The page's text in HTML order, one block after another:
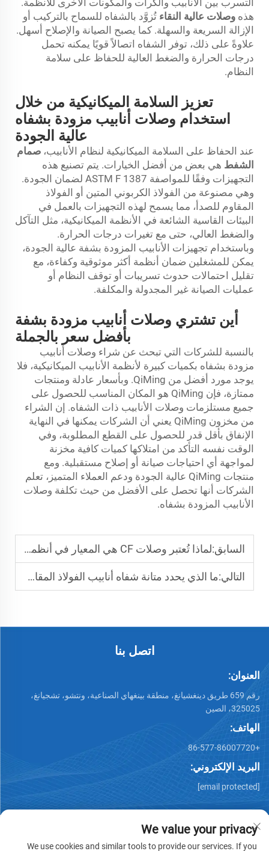
التسرب بين الأنابيب والكرات والمكونات الأخرى للأنظمة.
هذه وصلات عالية النقاء تُزوَّد بالشفاه للسماح بالتركيب أو
الإزالة السريعة والسهلة. كما يصبح الصيانة والإصلاح أسهل.
علاوةً على ذلك، توفر الشفاه اتصالاً قويًا يمكنه تحمل
درجات الحرارة والضغط العالية للحفاظ على سلامة
النظام.
تعزيز السلامة الميكانيكية من خلال
استخدام وصلات أنابيب مزودة بشفاه
عالية الجودة
عند الحفاظ على السلامة الميكانيكية لنظام الأنابيب، صمام
الشفط هي بعض من أفضل الخيارات. يتم تصنيع هذه
التجهيزات وفقًا للمواصفة ASTM F 1387 لضمان الجودة.
وهي مصنوعة من الفولاذ الكربوني المتين أو الفولاذ
المقاوم للصدأ، مما يسمح لهذه التجهيزات بالعمل في
البيئات القاسية الشائعة في الأنظمة الميكانيكية، مثل التآكل
والضغط العالي، حتى مع تغيرات درجات الحرارة.
وباستخدام تجهيزات الأنابيب المزودة بشفة عالية الجودة،
يمكن للمشغلين ضمان أنظمة أكثر موثوقية وكفاءة، مع
تقليل احتمالات حدوث تسريبات أو توقف النظام أو
عمليات الصيانة غير المجدولة والمكلفة.
أين تشتري وصلات أنابيب مزودة بشفة
بأفضل سعر بالجملة
بالنسبة للشركات التي تبحث عن شراء وصلات أنابيب
مزودة بشفاه بكميات كبيرة لأنظمة الأنابيب الميكانيكية، فلا
يوجد مورد أفضل من QiMing. وبأسعار عادلة ومنتجات
ممتازة، فإن QiMing هو المكان المناسب للحصول على
جميع مستلزمات وصلات الأنابيب ذات الشفاه. إن الشراء
من مخزون QiMing يعني أن الشركات يمكنها في النهاية
الإنفاق بأقل قدر للحصول على القطع المطلوبة، وفي
الوقت نفسه التأكد من امتلاكها كميات كافية مخزنة
لمواجهة أي احتياجات صيانة أو إصلاح مستقبلية. ومع
منتجات QiMing عالية الجودة ودعم العملاء المتميز، تعلم
الشركات أنها تحصل على الأفضل من حيث تكلفة وصلات
الأنابيب المزودة بشفاه.
السابق:لماذا تُعتبر وصلات CF هي المعيار في أنظمة الفراغ البحثية
التالي:ما الذي يحدد متانة شفاه أنابيب الفولاذ المقاوم للصدأ
اتصل بنا
العنوان:
رقم 659 طريق دينغشيانغ، منطقة بينغهاي الصناعية، ونتشو، تشجيانغ،
325025، الصين
الهاتف:
+86-577-86007720
البريد الإلكتروني:
[email protected]
We value your privacy
We use cookies and similar tools to provide our services. If you